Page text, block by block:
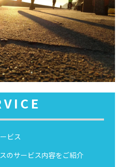
ビス
のサービス内容をご紹介